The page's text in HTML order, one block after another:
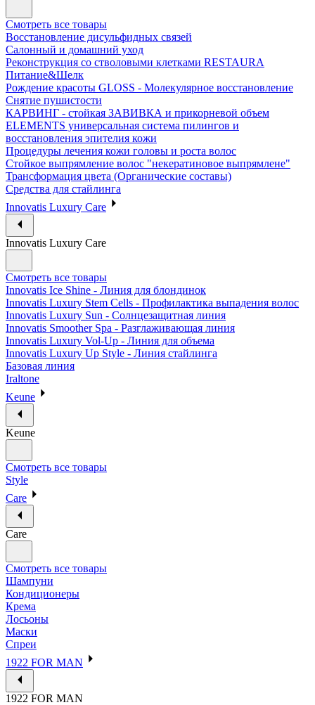
Смотреть все товары
Восстановление дисульфидных связей
Салонный и домашний уход
Реконструкция со стволовыми клетками RESTAURA
Питание&Шелк
Рождение красоты GLOSS - Молекулярное восстановление
Снятие пушистости
КАРВИНГ - стойкая ЗАВИВКА и прикорневой объем
ELEMENTS универсальная система пилингов и
восстановления эпителия кожи
Процедуры лечения кожи головы и роста волос
Стойкое выпрямление волос "некератиновое выпрямлене"
Трансформация цвета (Органические составы)
Средства для стайлинга
Innovatis Luxury Care
Innovatis Luxury Care
Смотреть все товары
Innovatis Ice Shine - Линия для блондинок
Innovatis Luxury Stem Cells - Профилактика выпадения волос
Innovatis Luxury Sun - Солнцезащитная линия
Innovatis Smoother Spa - Разглаживающая линия
Innovatis Luxury Vol-Up - Линия для объема
Innovatis Luxury Up Style - Линия стайлинга
Базовая линия
Iraltone
Keune
Keune
Смотреть все товары
Style
Care
Care
Смотреть все товары
Шампуни
Кондиционеры
Крема
Лосьоны
Маски
Спреи
1922 FOR MAN
1922 FOR MAN